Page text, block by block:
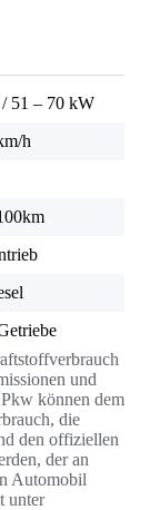
/ 51 – 70 kW
h
und
können dem
die
den offiziellen
der an
Automobil
unter